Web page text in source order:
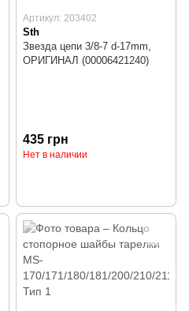
Артикул: 203402
Sth
Звезда цепи 3/8-7 d-17mm,
ОРИГИНАЛ (00006421240)
435 грн
Нет в наличии